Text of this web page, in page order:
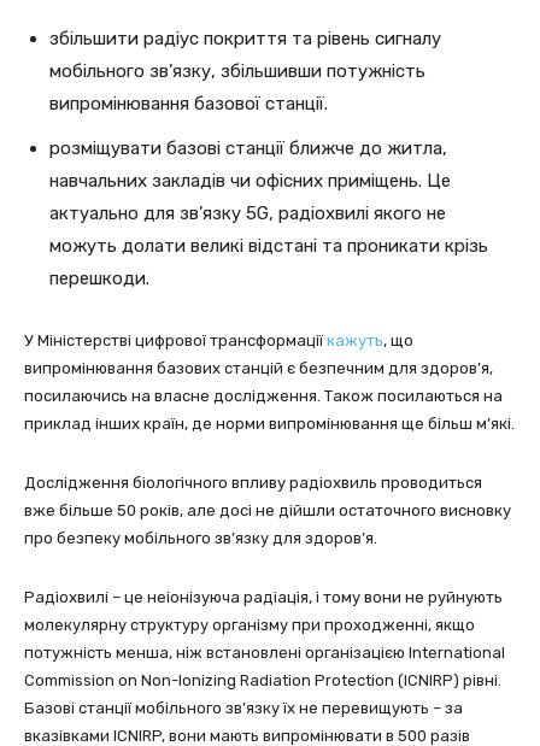
збільшити радіус покриття та рівень сигналу
мобільного зв’язку, збільшивши потужність
випромінювання базової станції.
розміщувати базові станції ближче до житла,
навчальних закладів чи офісних приміщень. Це
актуально для зв’язку 5G, радіохвилі якого не
можуть долати великі відстані та проникати крізь
перешкоди.
У Міністерстві цифрової трансформації кажуть, що
випромінювання базових станцій є безпечним для здоров’я,
посилаючись на власне дослідження. Також посилаються на
приклад інших країн, де норми випромінювання ще більш м’які.
Дослідження біологічного впливу радіохвиль проводиться
вже більше 50 років, але досі не дійшли остаточного висновку
про безпеку мобільного зв’язку для здоров’я.
Радіохвилі – це неіонізуюча радіація, і тому вони не руйнують
молекулярну структуру організму при проходженні, якщо
потужність менша, ніж встановлені організацією International
Commission on Non-Ionizing Radiation Protection (ICNIRP) рівні.
Базові станції мобільного зв’язку їх не перевищують – за
вказівками ICNIRP, вони мають випромінювати в 500 разів